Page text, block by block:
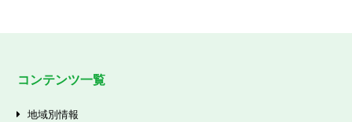
コンテンツ一覧
地域別情報